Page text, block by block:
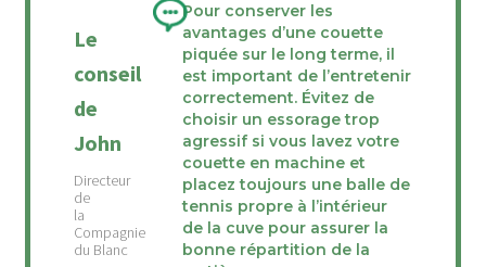
Le
conseil
de
John
Pour conserver les
avantages d’une couette
piquée sur le long terme, il
est important de l’entretenir
correctement. Évitez de
choisir un essorage trop
agressif si vous lavez votre
couette en machine et
placez toujours une balle de
tennis propre à l’intérieur
de la cuve pour assurer la
bonne répartition de la